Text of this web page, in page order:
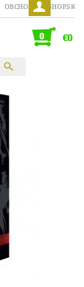
OBCHOD@PDSHOP.SK
0 €0